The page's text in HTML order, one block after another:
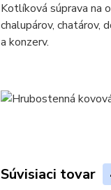
Kotlíková súprava na
chalupárov, chatárov,
a konzerv.
Súvisiaci tovar